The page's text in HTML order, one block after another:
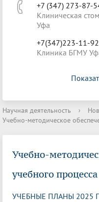
+7 (347) 273-87-
Клиническая
Уфа
+7(347)223-11-92
Клиника БГМУ
Научная деятельность ›
Учебно-методическое
Учебно-
учебного процесса
УЧЕБНЫЕ ПЛАНЫ 2025